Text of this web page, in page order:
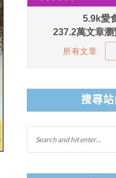
搜尋